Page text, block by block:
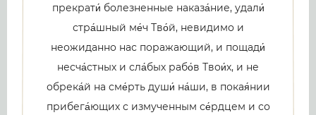
прекрати́ болезненные наказа́ние, удали́
стра́шный ме́ч Тво́й, невидимо и
неожиданно нас поражающий, и пощади́
несча́стных и сла́бых рабо́в Твои́х, и не
обрека́й на сме́рть души́ на́ши, в покая́нии
прибега́ющих с измученным се́рдцем и со